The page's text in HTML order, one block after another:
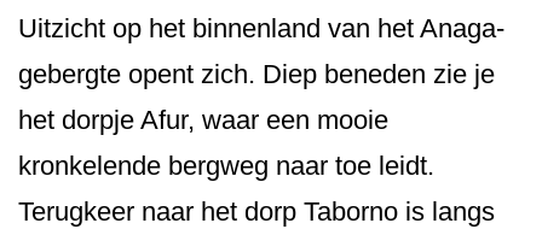
Uitzicht op het binnenland van het Anaga-
gebergte opent zich. Diep beneden zie je
het dorpje Afur, waar een mooie
kronkelende bergweg naar toe leidt.
Terugkeer naar het dorp Taborno is langs